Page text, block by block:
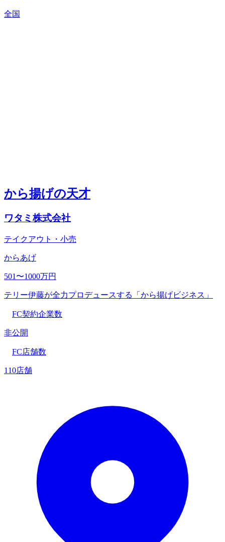
全国
から揚げの天才
ワタミ株式会社
テイクアウト・小売
からあげ
501〜1000万円
テリー伊藤が全力プロデュースする「から揚げビジネス」
FC契約企業数
非公開
FC店舗数
110店舗